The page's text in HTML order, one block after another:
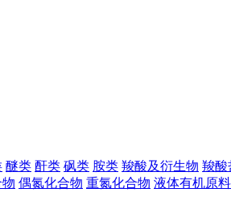
醚类 酐类 砜类 胺类 羧酸及衍生物 羧酸
偶氮化合物 重氮化合物 液体有机原料